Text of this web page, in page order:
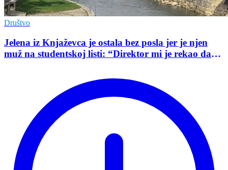
Društvo
Jelena iz Knjaževca je ostala bez posla jer je njen
muž na studentskoj listi: “Direktor mi je rekao da